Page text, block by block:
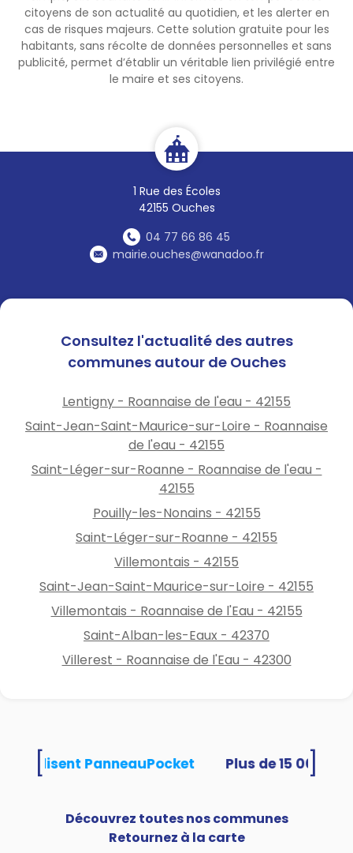
citoyens de son actualité au quotidien, et les alerter en
cas de risques majeurs. Cette solution gratuite pour les
habitants, sans récolte de données personnelles et sans
publicité, permet d’établir un véritable lien privilégié entre
le maire et ses citoyens.
1 Rue des Écoles
42155 Ouches
04 77 66 86 45
mairie.ouches@wanadoo.fr
Consultez l'actualité des autres
communes autour de Ouches
Lentigny - Roannaise de l'eau - 42155
Saint-Jean-Saint-Maurice-sur-Loire - Roannaise
de l'eau - 42155
Saint-Léger-sur-Roanne - Roannaise de l'eau -
42155
Pouilly-les-Nonains - 42155
Saint-Léger-sur-Roanne - 42155
Villemontais - 42155
Saint-Jean-Saint-Maurice-sur-Loire - 42155
Villemontais - Roannaise de l'Eau - 42155
Saint-Alban-les-Eaux - 42370
Villerest - Roannaise de l'Eau - 42300
utilisent PanneauPocket
Découvrez toutes nos communes
Retournez à la carte